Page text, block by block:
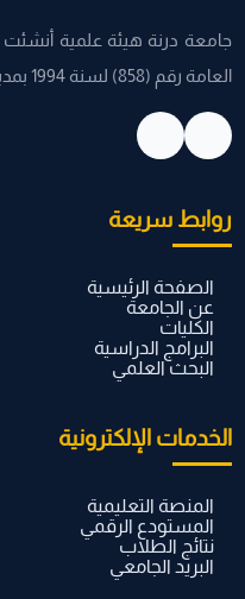
جامعة درنة هيئة علمية أنشئت
العامة رقم (858) لسنة 1994 بمدينة درنة وسميت بجامعة درنة،
روابط سريعة
الصفحة الرئيسية
عن الجامعة
الكليات
البرامج الدراسية
البحث العلمي
الخدمات الإلكترونية
المنصة التعليمية
المستودع الرقمي
نتائج الطلاب
البريد الجامعي